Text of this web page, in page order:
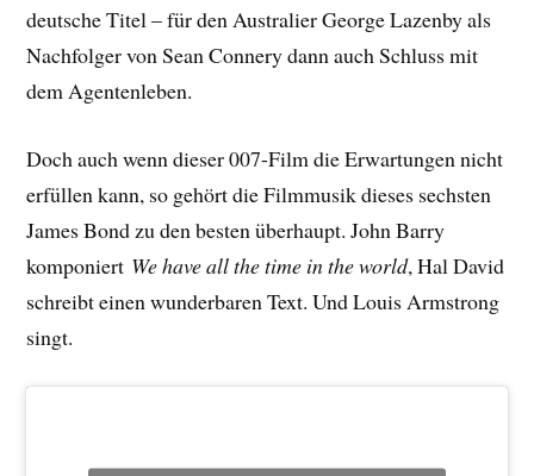
deutsche Titel – für den Australier George Lazenby als
Nachfolger von Sean Connery dann auch Schluss mit
dem Agentenleben.
Doch auch wenn dieser 007-Film die Erwartungen nicht
erfüllen kann, so gehört die Filmmusik dieses sechsten
James Bond zu den besten überhaupt. John Barry
komponiert We have all the time in the world, Hal David
schreibt einen wunderbaren Text. Und Louis Armstrong
singt.